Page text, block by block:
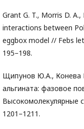
Grant G. T., Morris D. A.,
interactions between
eggbox model // Febs
195–198.
Щипунов Ю.А., Конева
альгината: фазовое
Высокомолекулярные
1201–1211.